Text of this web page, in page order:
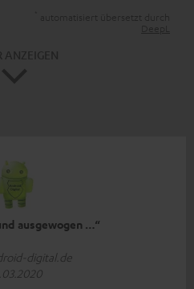
ausgewogen …“
digital.de